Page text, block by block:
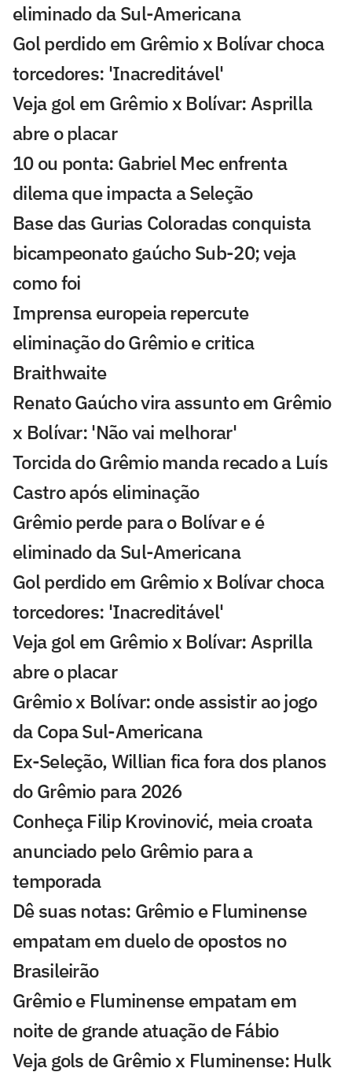
eliminado da Sul-Americana
Gol perdido em Grêmio x Bolívar choca
torcedores: 'Inacreditável'
Veja gol em Grêmio x Bolívar: Asprilla
abre o placar
10 ou ponta: Gabriel Mec enfrenta
dilema que impacta a Seleção
Base das Gurias Coloradas conquista
bicampeonato gaúcho Sub-20; veja
como foi
Imprensa europeia repercute
eliminação do Grêmio e critica
Braithwaite
Renato Gaúcho vira assunto em Grêmio
x Bolívar: 'Não vai melhorar'
Torcida do Grêmio manda recado a Luís
Castro após eliminação
Grêmio perde para o Bolívar e é
eliminado da Sul-Americana
Gol perdido em Grêmio x Bolívar choca
torcedores: 'Inacreditável'
Veja gol em Grêmio x Bolívar: Asprilla
abre o placar
Grêmio x Bolívar: onde assistir ao jogo
da Copa Sul-Americana
Ex-Seleção, Willian fica fora dos planos
do Grêmio para 2026
Conheça Filip Krovinović, meia croata
anunciado pelo Grêmio para a
temporada
Dê suas notas: Grêmio e Fluminense
empatam em duelo de opostos no
Brasileirão
Grêmio e Fluminense empatam em
noite de grande atuação de Fábio
Veja gols de Grêmio x Fluminense: Hulk